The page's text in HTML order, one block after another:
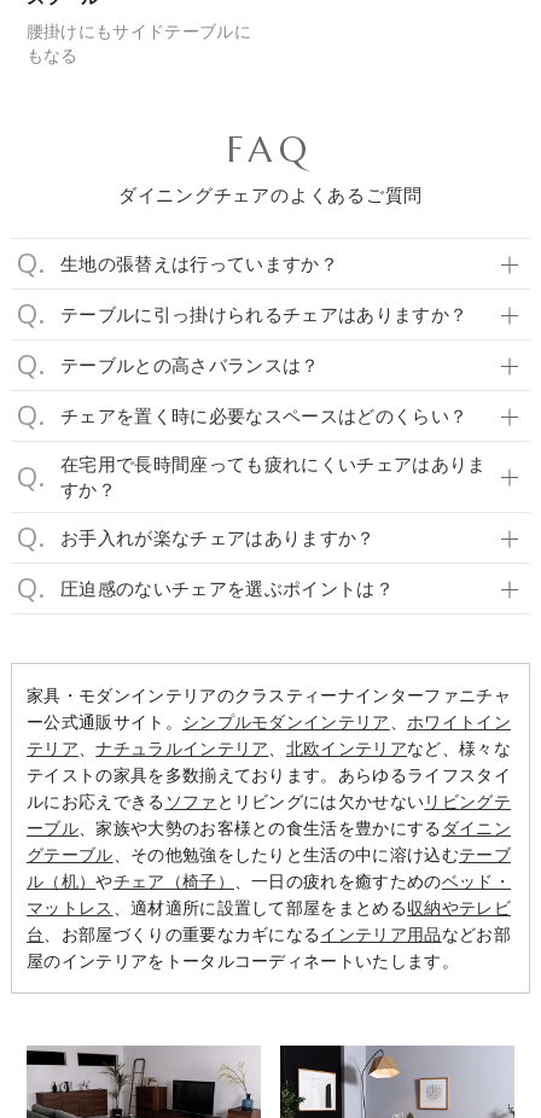
腰掛けにもサイドテーブルに
もなる
FAQ
ダイニングチェアのよくあるご質問
生地の張替えは行っていますか？
テーブルに引っ掛けられるチェアはありますか？
テーブルとの高さバランスは？
チェアを置く時に必要なスペースはどのくらい？
在宅用で長時間座っても疲れにくいチェアはありま
すか？
お手入れが楽なチェアはありますか？
圧迫感のないチェアを選ぶポイントは？
家具・モダンインテリアのクラスティーナインターファニチャ
ー公式通販サイト。 シンプルモダンインテリア
ホワイトイン
テリア 、ナチュラルインテリア 北欧インテリアなど、様々な
テイストの家具を多数揃えております。あらゆるライフスタイ
ルにお応えできる ソファ とリビングには欠かせないリビングテ
ーブル、家族や大勢のお客様との食生活を豊かにする ダイニン
グテーブル 、その他勉強をしたりと生活の中に溶け込むテーブ
ル（机）やチェア（椅子） 、一日の疲れを癒すためのベッド・
マットレス
、適材適所に設置して部屋をまとめる収納やテレビ
台 、お部屋づくりの重要なカギになるインテリア用品などお部
屋のインテリアをトータルコーディネートいたします。